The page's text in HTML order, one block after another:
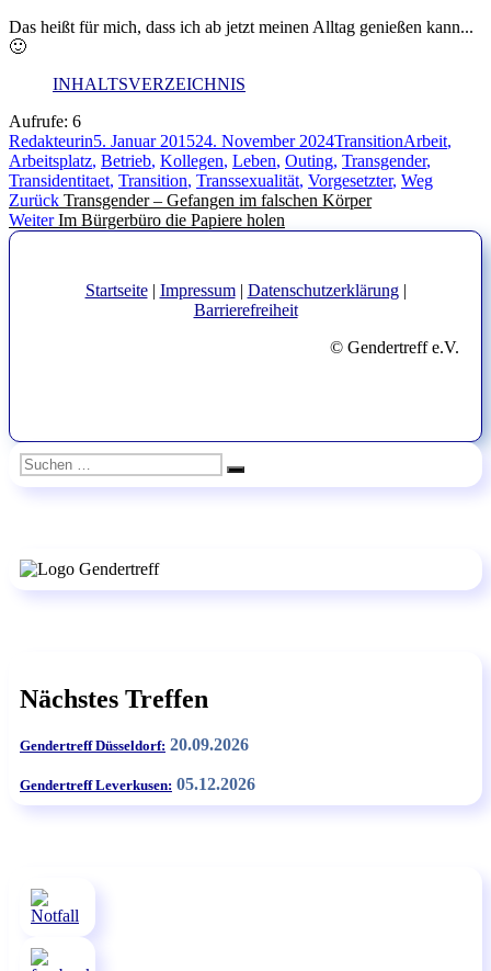
Das heißt für mich, dass ich ab jetzt meinen Alltag genießen kann...
🙂
INHALTSVERZEICHNIS
Aufrufe: 6
Autor
RedakteurinVeröffentlicht
am
5. Januar 201524. November 2024Kategorien
TransitionArbeit,
Arbeitsplatz, Betrieb, Kollegen, Leben, Outing, Transgender,
Transidentitaet, Transition, Transsexualität, Vorgesetzter, Weg
Beitragsnavigation
Zurück Vorheriger
Beitrag:
Transgender – Gefangen im falschen Körper
Weiter Nächster
Im Bürgerbüro die Papiere holen
Startseite| Impressum| Datenschutzerklärung|
Barrierefreiheit
© Gendertreff e.V.
Suchen
nach:
Suchen
Nächstes Treffen
Gendertreff Düsseldorf: 20.09.2026
Gendertreff Leverkusen: 05.12.2026